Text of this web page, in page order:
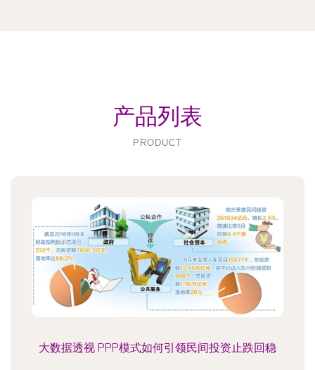
产品列表
PRODUCT
大数据透视 PPP模式如何引领民间投资止跌回稳